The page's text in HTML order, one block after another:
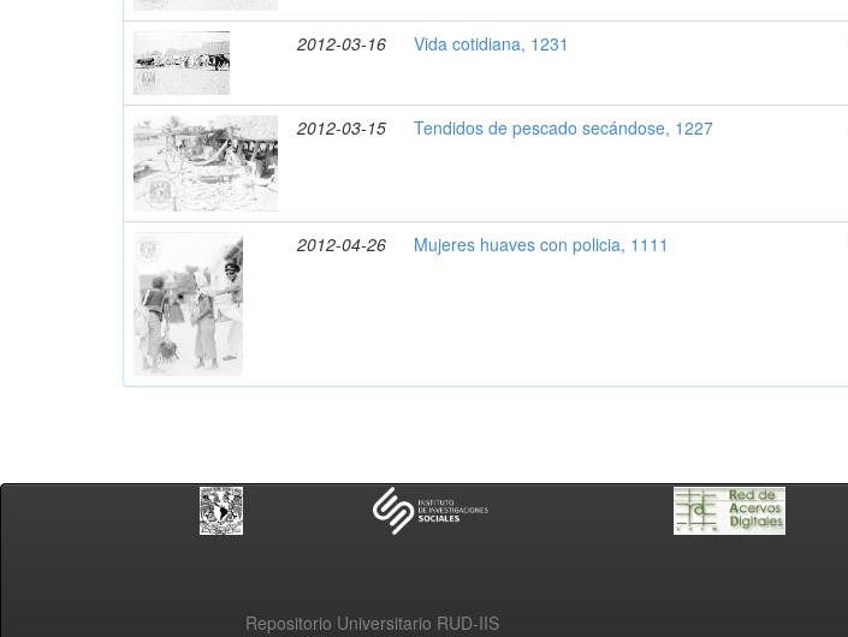
2012-03-16 Vida cotidiana, 1231
2012-03-15 Tendidos de pescado secándose, 1227
2012-04-26 Mujeres huaves con policia, 1111
Repositorio Universitario RUD-IIS